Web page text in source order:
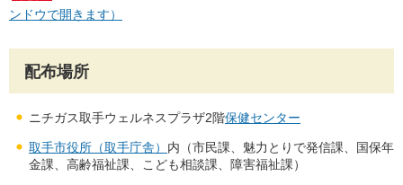
ンドウで開きます）
配布場所
ニチガス取手ウェルネスプラザ2階保健センター
取手市役所（取手庁舎） 内（市民課、魅力とりで発信課、国保年
金課、高齢福祉課、こども相談課、障害福祉課）